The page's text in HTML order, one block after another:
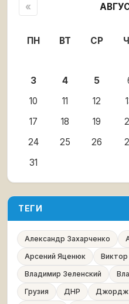
«
ПН ВТ СР
3
4 5
10
11 12
17
18 19
24
25 26
31
ТЕГИ
Александр Захарченко
Арсений Яценюк
Виктор
Владимир Зеленский
Грузия
ДНР Джордж